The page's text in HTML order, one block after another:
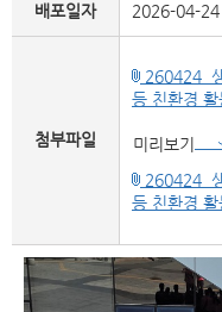
배포일자 2026-04-24
첨부파일
260424_
등 친환경
미리보기
260424_
등 친환경